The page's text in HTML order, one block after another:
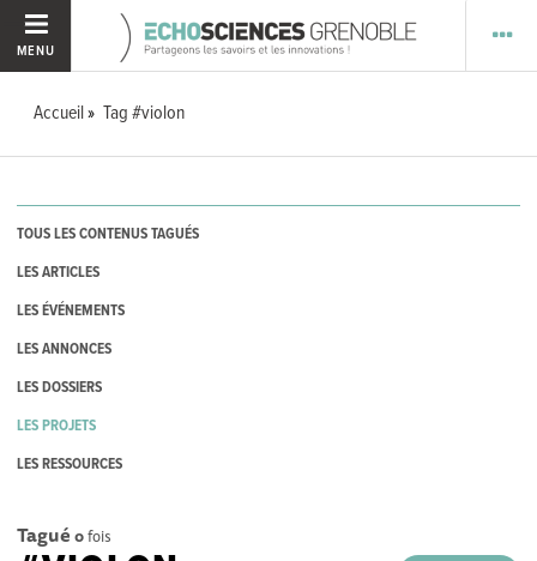
MENU
Accueil Tag #violon
TOUS LES CONTENUS TAGUÉS
LES ARTICLES
LES ÉVÉNEMENTS
LES ANNONCES
LES DOSSIERS
LES PROJETS
LES RESSOURCES
Tagué 0fois